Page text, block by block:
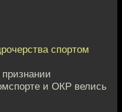
спортом
и ОКР велись